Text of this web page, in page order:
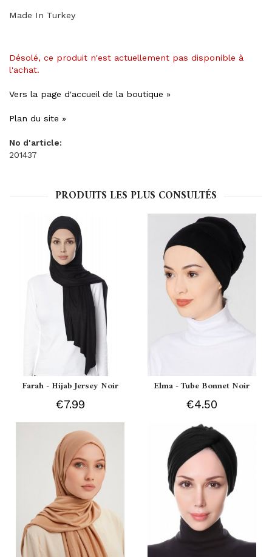
Made In Turkey
Désolé, ce produit n'est actuellement pas disponible à
l'achat.
Vers la page d'accueil de la boutique »
Plan du site »
No d'article:
201437
PRODUITS LES PLUS CONSULTÉS
Farah - Hijab Jersey Noir
€7.99
Elma - Tube Bonnet Noir
€4.50